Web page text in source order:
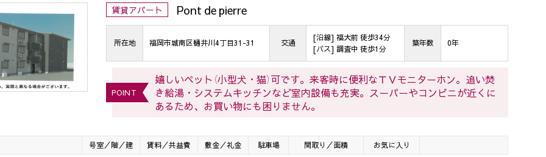
賃貸アパート Pont de pierre
所在地 福岡市城南区樋井川4丁目31-31 交通
[沿線] 福大前 徒歩34分
[バス] 調査中 徒歩1分
築年数 0年
POINT
嬉しいペット（小型犬・猫）可です。来客時に便利なＴＶモニターホン。追い焚
き給湯・システムキッチンなど室内設備も充実。スーパーやコンビニが近くに
あるため、お買い物にも困りません。
号室／階／建 賃料／共益費 敷金／礼金 駐車場 間取り／面積 お気に入り